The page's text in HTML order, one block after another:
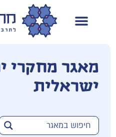
מאגר מחקרי
ישראלית